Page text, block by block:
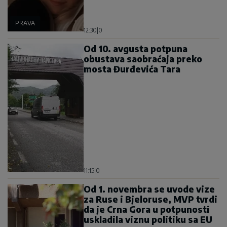
PRAVA
12:30 0
Od 10. avgusta potpuna
obustava saobraćaja preko
mosta Đurđevića Tara
11:15 0
Od 1. novembra se uvode vize
za Ruse i Bjeloruse, MVP tvrdi
da je Crna Gora u potpunosti
uskladila viznu politiku sa EU